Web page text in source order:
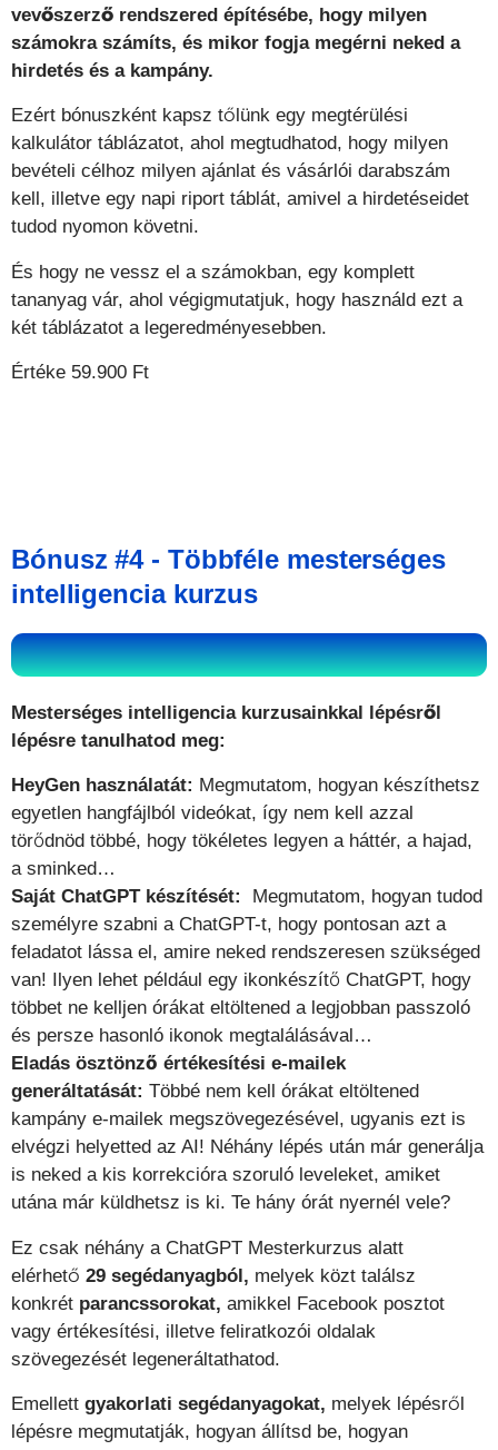
vevőszerző rendszered építésébe, hogy milyen
számokra számíts, és mikor fogja megérni neked a
hirdetés és a kampány.
Ezért bónuszként kapsz tőlünk egy megtérülési
kalkulátor táblázatot, ahol megtudhatod, hogy milyen
bevételi célhoz milyen ajánlat és vásárlói darabszám
kell, illetve egy napi riport táblát, amivel a hirdetéseidet
tudod nyomon követni.
És hogy ne vessz el a számokban, egy komplett
tananyag vár, ahol végigmutatjuk, hogy használd ezt a
két táblázatot a legeredményesebben.
Értéke 59.900 Ft
Bónusz#4 - Többféle mesterséges
intelligencia kurzus
Mesterséges intelligencia kurzusainkkal lépésről
lépésre tanulhatod meg:
HeyGen használatát: Megmutatom, hogyan készíthetsz
egyetlen hangfájlból videókat, így nem kell azzal
törődnöd többé, hogy tökéletes legyen a háttér, a hajad,
a sminked…
Saját ChatGPT készítését:
Megmutatom, hogyan tudod
személyre szabni a ChatGPT-t, hogy pontosan azt a
feladatot lássa el, amire neked rendszeresen szükséged
van! Ilyen lehet például egy ikonkészítő ChatGPT, hogy
többet ne kelljen órákat eltöltened a legjobban passzoló
és persze hasonló ikonok megtalálásával…
Eladás ösztönző értékesítési e-mailek
generáltatását: Többé nem kell órákat eltöltened
kampány e-mailek megszövegezésével, ugyanis ezt is
elvégzi helyetted az AI! Néhány lépés után már generálja
is neked a kis korrekcióra szoruló leveleket, amiket
utána már küldhetsz is ki. Te hány órát nyernél vele?
Ez csak néhány a ChatGPT Mesterkurzus alatt
elérhető 29 segédanyagból, melyek közt találsz
konkrét parancssorokat, amikkel Facebook posztot
vagy értékesítési, illetve feliratkozói oldalak
szövegezését legeneráltathatod.
Emellett gyakorlati segédanyagokat, melyek lépésről
lépésre megmutatják, hogyan állítsd be, hogyan